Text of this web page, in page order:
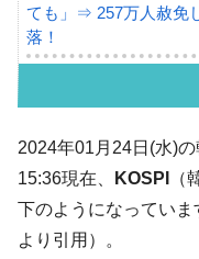
ても」⇒ 257万人赦免
落！
韓国「
体だけで410億ドル、
や、若者に起業させ
2024年01月24日(水)
15:36現在、
KOSPI
（
下のようになっていま
より引用）。